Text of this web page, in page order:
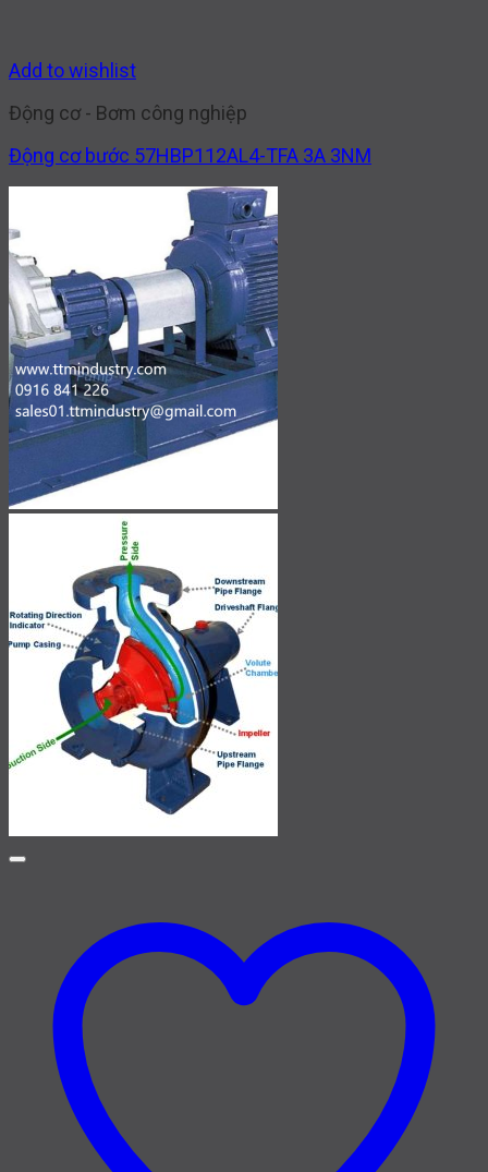
Add to wishlist
Động cơ - Bơm công nghiệp
Động cơ bước 57HBP112AL4-TFA 3A 3NM